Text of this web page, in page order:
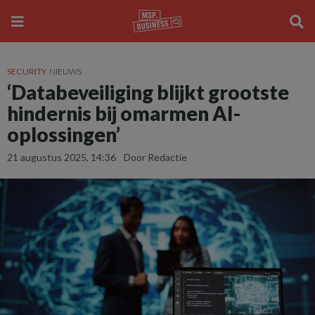
SECURITY NIEUWS
‘Databeveiliging blijkt grootste
hindernis bij omarmen AI-
oplossingen’
21 augustus 2025, 14:36 Door Redactie